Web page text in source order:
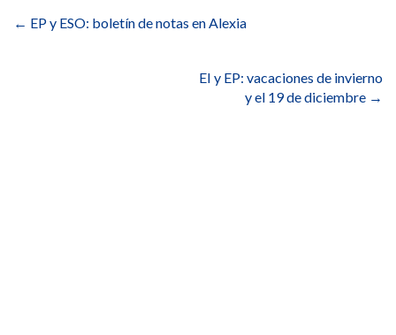
de
← EP y ESO: boletín de notas en Alexia
EI y EP: vacaciones de invierno
y el 19 de diciembre →